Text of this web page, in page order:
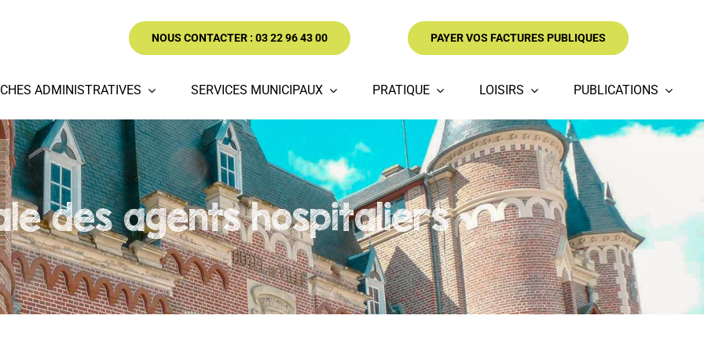
NOUS CONTACTER : 03 22 96 43 00 PAYER VOS FACTURES PUBLIQUES
ADMINISTRATIVES SERVICES MUNICIPAUX PRATIQUE LOISIRS PUBLICATIONS
des agents hospitaliers